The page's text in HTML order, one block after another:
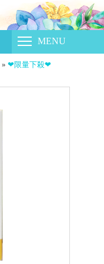
MENU
» ❤限量下殺❤